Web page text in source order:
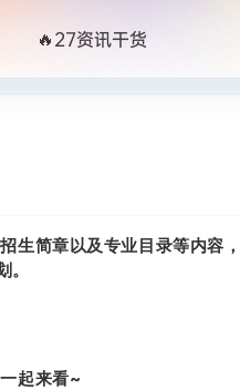
🔥27资讯干货
简章以及专业目录等内容
起来看~